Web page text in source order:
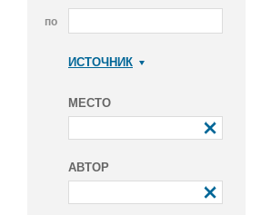
по
ИСТОЧНИК
МЕСТО
АВТОР